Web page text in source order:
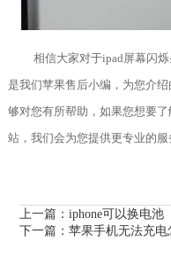
相信大家对于ipad屏幕闪
是我们苹果售后小编，为您介
够对您有所帮助，如果您想要
站，我们会为您提供更专业的服
上一篇：iphone可以换电池
下一篇：苹果手机无法充电